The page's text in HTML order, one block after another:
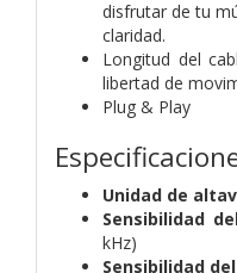
disfrutar de tu
claridad.
Longitud del
libertad de
Plug & Play
Unidad de
Sensibilidad
kHz)
Sensibilidad